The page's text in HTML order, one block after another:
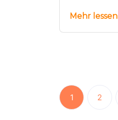
Mehr lessen
1 2